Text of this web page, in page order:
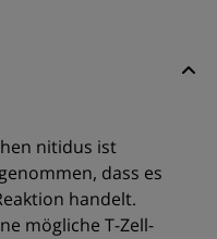
nitidus ist
dass es
handelt.
mögliche T-Zell-